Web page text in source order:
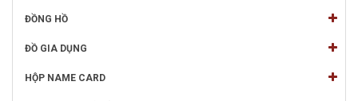
ĐỒNG HỒ
ĐỒ GIA DỤNG
HỘP NAME CARD